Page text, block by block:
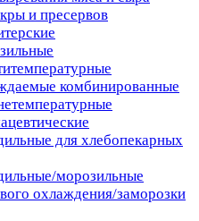
и пресервов
комбинированные
для хлебопекарных
морозильные
охлаждения/заморозки